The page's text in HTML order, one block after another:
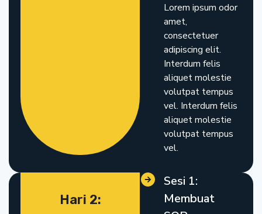
Lorem ipsum odor
amet,
consectetuer
adipiscing elit.
Interdum felis
aliquet molestie
volutpat tempus
vel. Interdum felis
aliquet molestie
volutpat tempus
vel.
Hari 2:
Sesi 1:
Membuat